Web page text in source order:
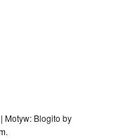
| Motyw: Blogito by
.